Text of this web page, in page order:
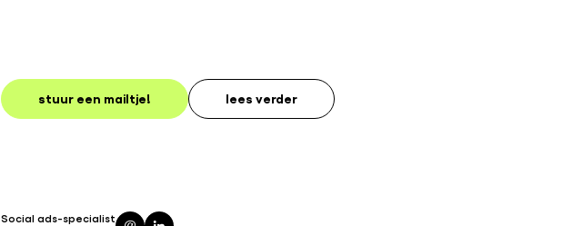
stuur een mailtje! lees verder
Social ads-specialist